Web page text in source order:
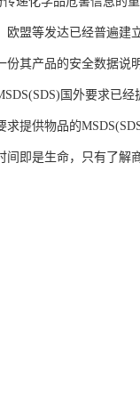
欧盟等发达已经普遍建
份其产品的安全数据说明
国外要求已
求提供物品的
间即是生命，只有了解